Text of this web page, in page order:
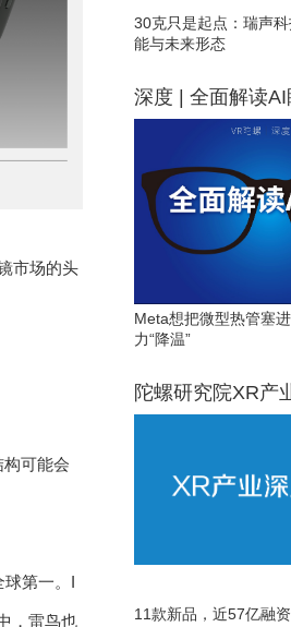
市场的头
可能会
球第一。I
，雷鸟也
30克只是起点：瑞声
能与未来形态
深度 | 全面解读AI
Meta想把微型热管塞
力“降温”
陀螺研究院XR产
11款新品，近57亿融